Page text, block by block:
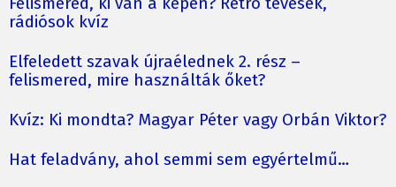
rádiósok kvíz
Elfeledett szavak újraélednek 2. rész –
felismered, mire használták őket?
Kvíz: Ki mondta? Magyar Péter vagy Orbán Viktor?
Hat feladvány, ahol semmi sem egyértelmű…